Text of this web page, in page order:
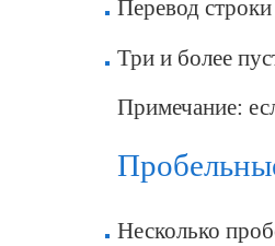
Перевод
Три и более
Примечание:
Несколько